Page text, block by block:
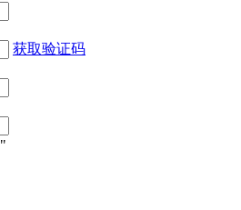
获取验证码
"